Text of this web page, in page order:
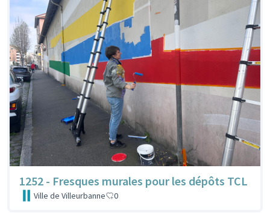
1252 - Fresques murales pour les dépôts TCL
Ville de Villeurbanne 0